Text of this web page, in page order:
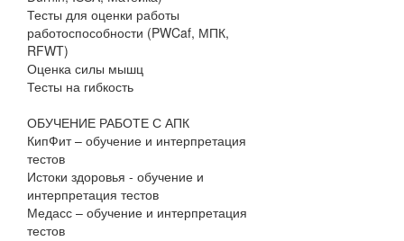
Тесты для оценки работы
работоспособности (PWCaf, МПК,
RFWT)
Оценка силы мышц
Тесты на гибкость
ОБУЧЕНИЕ РАБОТЕ С АПК
КипФит – обучение и интерпретация
тестов
Истоки здоровья - обучение и
интерпретация тестов
Медасс – обучение и интерпретация
тестов